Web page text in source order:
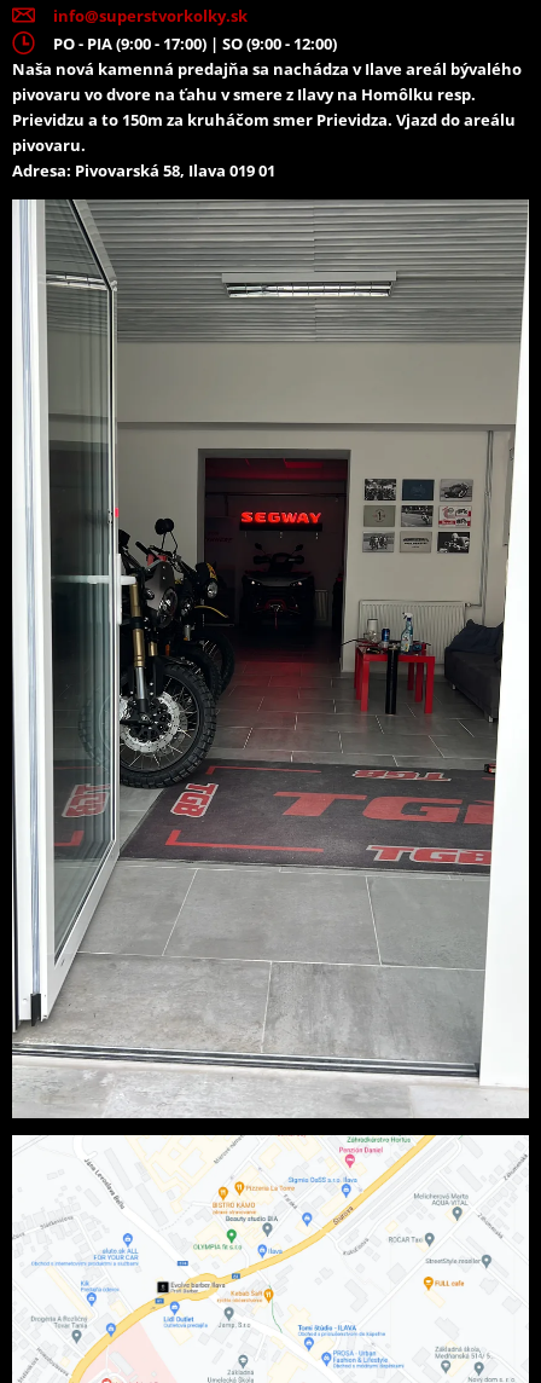
info@superstvorkolky.sk
PO - PIA (9:00 - 17:00) | SO (9:00 - 12:00)
Naša nová kamenná predajňa sa nachádza v Ilave areál bývalého
pivovaru vo dvore na ťahu v smere z Ilavy na Homôlku resp.
Prievidzu a to 150m za kruháčom smer Prievidza. Vjazd do areálu
pivovaru.
Adresa: Pivovarská 58, Ilava 019 01